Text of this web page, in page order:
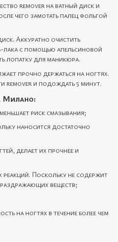
remover на ватный диск и
чего замотать палец фольгой
Аккуратно очистить
лака с помощью апельсиновой
лопатку для маникюра.
прочно держаться на ногтях.
rеmover и подождать 5 минут.
Милано:
риск смазывания;
наносится достаточно
делает их прочнее и
реакций. Поскольку не содержит
веществ;
на ногтях в течение более чем